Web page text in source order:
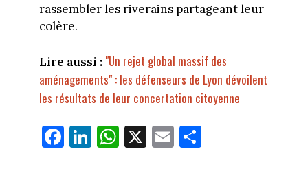
rassembler les riverains partageant leur
colère.
Lire aussi : "Un rejet global massif des
aménagements" : les défenseurs de Lyon dévoilent
les résultats de leur concertation citoyenne
Fa
ce
Li
nk
W
ha
X E
m
Pa